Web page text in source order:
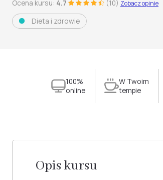
Ocena kursu: 4.7 (10) Zobacz opinie
Dieta i zdrowie
100%
online
W Twoim
tempie
Opis kursu